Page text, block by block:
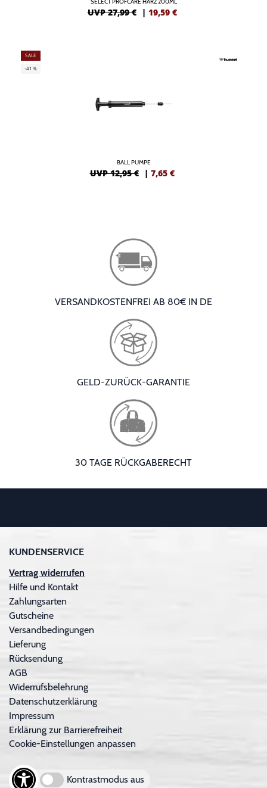
UVP 27,99 € | 19,59 €
SALE
-41%
BALL PUMPE
UVP 12,95 € | 7,65 €
VERSANDKOSTENFREI AB 80€ IN DE
GELD-ZURÜCK-GARANTIE
30 TAGE RÜCKGABERECHT
KUNDENSERVICE
Vertrag widerrufen
Hilfe und Kontakt
Zahlungsarten
Gutscheine
Versandbedingungen
Lieferung
Rücksendung
AGB
Widerrufsbelehrung
Datenschutzerklärung
Impressum
Erklärung zur Barrierefreiheit
Cookie-Einstellungen anpassen
Kontrastmodus aus